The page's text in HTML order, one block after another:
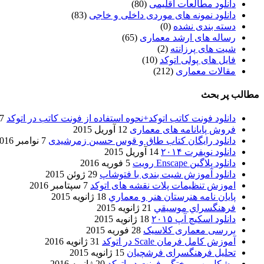
دانلود مطالعات اقلیمی (80)
دانلود نمونه های موردی داخلی و خاجی (83)
دسته بندی نشده (0)
رساله های ارشد معماری (65)
شیت های پرزانته (2)
فایل های پولی اتوکد (10)
مقالات معماری (212)
مطالب پر بحث
دانلود فونت کاتب اتوکد+نحوه استفاده از فونت کاتب در اتوکد 7 آگوست 2017
فروش پایانامه های معماری 12 آوریل 2015
دانلود رایگان کتاب طاق و قوس حسین زمرشیدی 7 نوامبر 2016
دانلود نویفرت ۲۰۱۴
14 آوریل 2015
دانلود پلاگین Enscape رویت
5 فوریه 2016
دانلود آموزش شیت بندی با فتوشاپ 29 ژوئن 2015
اموزش تنظیمات پلات نقشه های اتوکد 7 سپتامبر 2016
پایان نامه هنرستان هنر و معماري 18 ژانویه 2015
فرهنگسراي موسيقي 21 ژانویه 2015
دانلود اسکیچ آپ ۲۰۱۵
18 ژانویه 2015
بررسی معماری کلاسیک 28 فوریه 2015
آموزش کامل فرمان Scale در اتوکد
31 ژانویه 2016
تحلیل فرهنگسرای فرشچیان 15 ژانویه 2015